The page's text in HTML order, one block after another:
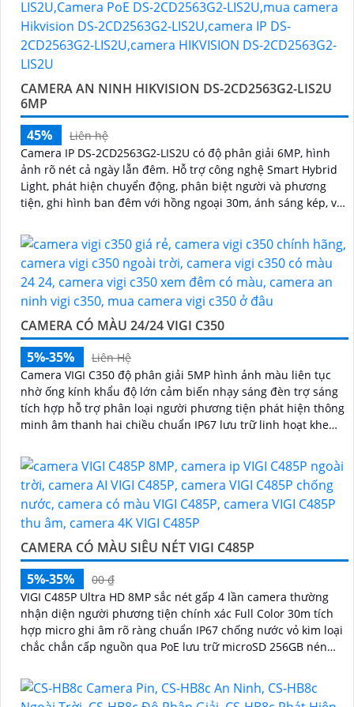
CAMERA AN NINH HIKVISION DS-2CD2563G2-LIS2U
6MP
45%
Liên hệ
Camera IP DS-2CD2563G2-LIS2U có độ phân giải 6MP, hình
ảnh rõ nét cả ngày lẫn đêm. Hỗ trợ công nghệ Smart Hybrid
Light, phát hiện chuyển động, phân biệt người và phương
tiện, ghi hình ban đêm với hồng ngoại 30m, ánh sáng kép, và
CAMERA CÓ MÀU 24/24 VIGI C350
5%-35%
Liên Hệ
Camera VIGI C350 độ phân giải 5MP hình ảnh màu liên tục
nhờ ống kính khẩu độ lớn cảm biến nhạy sáng đèn trợ sáng
tích hợp hỗ trợ phân loại người phương tiện phát hiện thông
minh âm thanh hai chiều chuẩn IP67 lưu trữ linh hoạt khe
CAMERA CÓ MÀU SIÊU NÉT VIGI C485P
5%-35%
00 ₫
VIGI C485P Ultra HD 8MP sắc nét gấp 4 lần camera thường
nhận diện người phương tiện chính xác Full Color 30m tích
hợp micro ghi âm rõ ràng chuẩn IP67 chống nước vỏ kim loại
chắc chắn cấp nguồn qua PoE lưu trữ microSD 256GB nén